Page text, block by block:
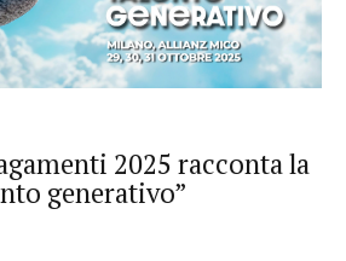
2025 racconta la
generativo”